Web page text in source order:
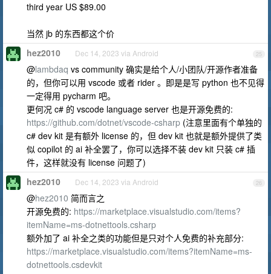
third year US $89.00
当然 jb 的东西都这个价
25
hez2010 Dec 14, 2023 via Android
@lambdaq vs community 确实是给个人/小团队/开源作者准备
的，但你可以用 vscode 或者 rider 。即是是写 python 也不见得
一定得用 pycharm 吧。
更何况 c# 的 vscode language server 也是开源免费的:
https://github.com/dotnet/vscode-csharp (注意里面有个单独的
c# dev kit 是有额外 license 的，但 dev kit 也就是额外提供了类
似 copilot 的 ai 补全罢了，你可以选择不装 dev kit 只装 c# 插
件，这样就没有 license 问题了)
26
hez2010 Dec 14, 2023 via Android
@hez2010 简而言之
开源免费的: https://marketplace.visualstudio.com/items?
itemName=ms-dotnettools.csharp
额外加了 ai 补全之类的功能但是只对个人免费的补充部分:
https://marketplace.visualstudio.com/items?itemName=ms-
dotnettools.csdevkit